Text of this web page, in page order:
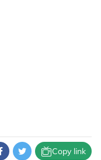
Copy link